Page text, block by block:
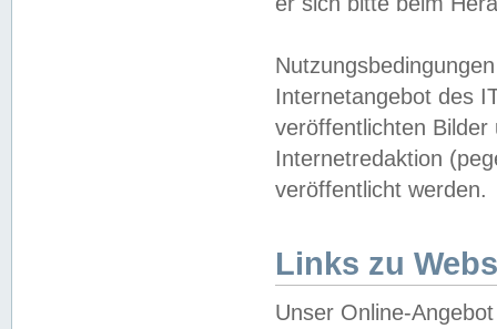
Internetangebot des
veröffentlichten
Internetredaktion
veröffentlicht werden.
Links zu
Unser Online-